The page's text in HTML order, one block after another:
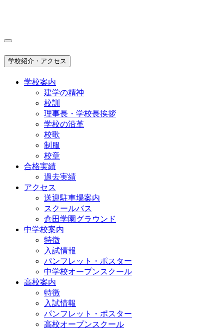
学校紹介・アクセス
学校案内
建学の精神
校訓
理事長・学校長挨拶
学校の沿革
校歌
制服
校章
合格実績
過去実績
アクセス
送迎駐車場案内
スクールバス
倉田学園グラウンド
中学校案内
特徴
入試情報
パンフレット・ポスター
中学校オープンスクール
高校案内
特徴
入試情報
パンフレット・ポスター
高校オープンスクール